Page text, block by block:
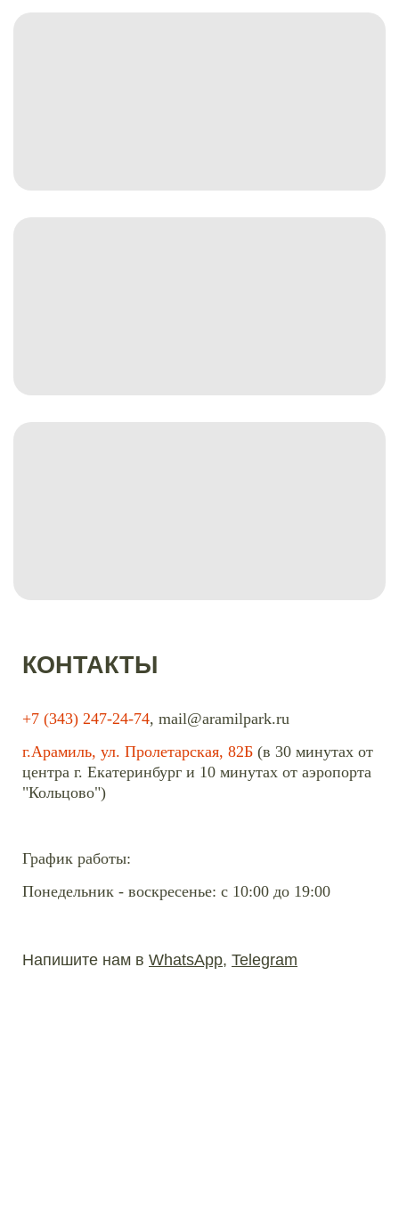
КОНТАКТЫ
+7 (343) 247-24-74, mail@aramilpark.ru
г.Арамиль, ул. Пролетарская, 82Б (в 30 минутах от
центра г. Екатеринбург и 10 минутах от аэропорта
"Кольцово")
График работы:
Понедельник - воскресенье: с 10:00 до 19:00
Напишите нам в WhatsApp, Telegram